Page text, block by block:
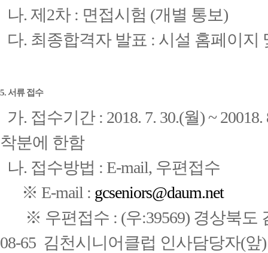
나. 제2차 : 면접시험 (개별 통보)
다. 최종합격자 발표 : 시설 홈페이지
5. 서류 접수
가. 접수기간 : 2018. 7. 30.(월) ~
착분에 한함
나. 접수방법 : E-mail, 우편접수
※ E-mail : gcseniors@daum.net
※ 우편접수 : (우:39569) 경상북도
08-65 김천시니어클럽 인사담당자(앞)